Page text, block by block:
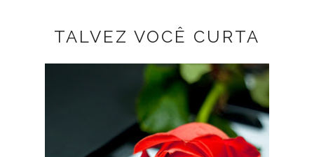
TALVEZ VOCÊ CURTA